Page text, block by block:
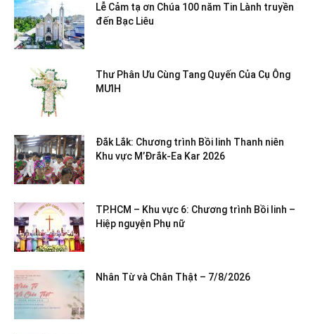
Lễ Cảm tạ ơn Chúa 100 năm Tin Lành truyền
đến Bạc Liêu
Thư Phân Ưu Cùng Tang Quyến Của Cụ Ông
MƯIH
Đắk Lắk: Chương trình Bồi linh Thanh niên
Khu vực M’Đrắk-Ea Kar 2026
TP.HCM – Khu vực 6: Chương trình Bồi linh –
Hiệp nguyện Phụ nữ
Nhân Từ và Chân Thật – 7/8/2026